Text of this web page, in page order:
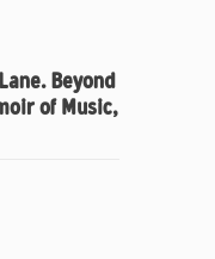
Beyond
of Music,